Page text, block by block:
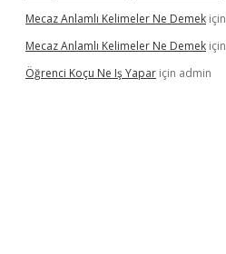
Mecaz Anlamlı Kelimeler Ne Demek için
Mecaz Anlamlı Kelimeler Ne Demek için
Öğrenci Koçu Ne Iş Yapar için admin